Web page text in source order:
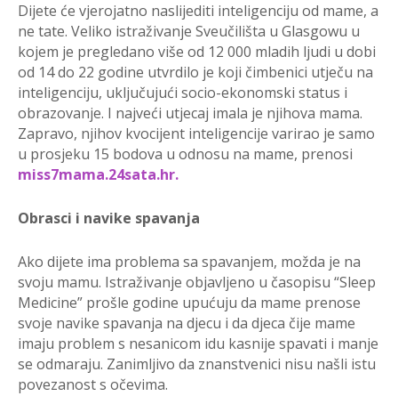
Dijete će vjerojatno naslijediti inteligenciju od mame, a
ne tate. Veliko istraživanje Sveučilišta u Glasgowu u
kojem je pregledano više od 12 000 mladih ljudi u dobi
od 14 do 22 godine utvrdilo je koji čimbenici utječu na
inteligenciju, uključujući socio-ekonomski status i
obrazovanje. I najveći utjecaj imala je njihova mama.
Zapravo, njihov kvocijent inteligencije varirao je samo
u prosjeku 15 bodova u odnosu na mame, prenosi
miss7mama.24sata.hr.
Obrasci i navike spavanja
Ako dijete ima problema sa spavanjem, možda je na
svoju mamu. Istraživanje objavljeno u časopisu “Sleep
Medicine” prošle godine upućuju da mame prenose
svoje navike spavanja na djecu i da djeca čije mame
imaju problem s nesanicom idu kasnije spavati i manje
se odmaraju. Zanimljivo da znanstvenici nisu našli istu
povezanost s očevima.